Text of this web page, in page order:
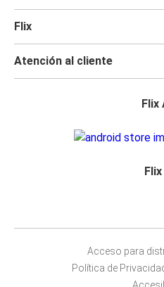
Flix
Atención al cliente
Flix
Acceso para
Política de